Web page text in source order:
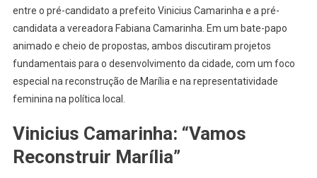
entre o pré-candidato a prefeito Vinicius Camarinha e a pré-
candidata a vereadora Fabiana Camarinha. Em um bate-papo
animado e cheio de propostas, ambos discutiram projetos
fundamentais para o desenvolvimento da cidade, com um foco
especial na reconstrução de Marília e na representatividade
feminina na política local.
Vinicius Camarinha: “Vamos
Reconstruir Marília”